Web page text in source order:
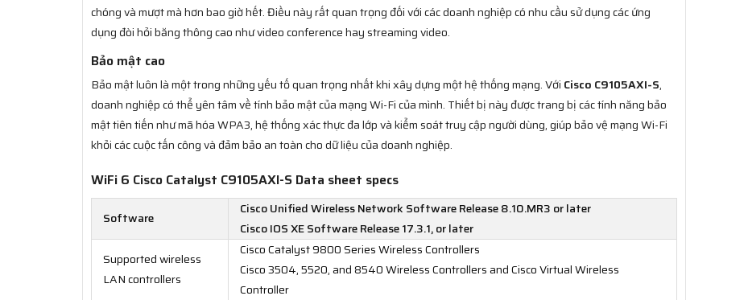
chóng và mượt mà hơn bao giờ hết. Điều này rất quan trọng đối với các doanh nghiệp có nhu cầu sử dụng các ứng
dụng đòi hỏi băng thông cao như video conference hay streaming video.
Bảo mật cao
Bảo mật luôn là một trong những yếu tố quan trọng nhất khi xây dựng một hệ thống mạng. Với Cisco C9105AXI-S,
doanh nghiệp có thể yên tâm về tính bảo mật của mạng Wi-Fi của mình. Thiết bị này được trang bị các tính năng bảo
mật tiên tiến như mã hóa WPA3, hệ thống xác thực đa lớp và kiểm soát truy cập người dùng, giúp bảo vệ mạng Wi-Fi
khỏi các cuộc tấn công và đảm bảo an toàn cho dữ liệu của doanh nghiệp.
WiFi 6 Cisco Catalyst C9105AXI-S Data sheet specs
Software
Cisco Unified Wireless Network Software Release 8.10.MR3 or later
Cisco IOS XE Software Release 17.3.1, or later
Supported wireless
LAN controllers
Cisco Catalyst 9800 Series Wireless Controllers
Cisco 3504, 5520, and 8540 Wireless Controllers and Cisco Virtual Wireless
Controller